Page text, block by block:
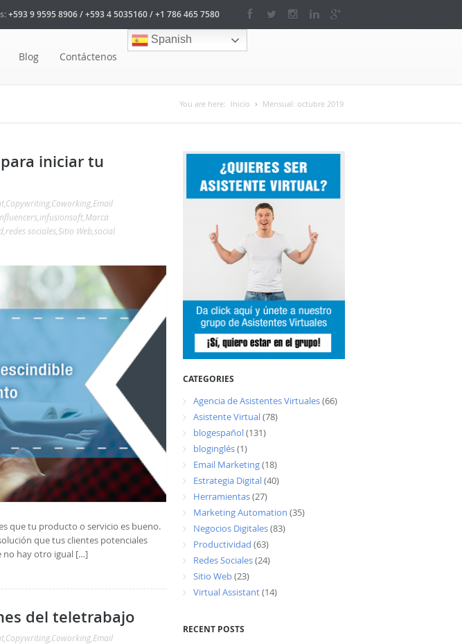
+593 9 9595 8906 / +593 4 5035160 / +1 786 465 7580
Blog Contáctenos
Spanish
You are here: Inicio Mensual: octubre 2019
iniciar tu
CopywritingCoworking Email
infusionsoft Marca
redes sociales Sitio Web social
que tu producto o servicio es bueno.
que tus clientes potenciales
no hay otro igual […]
del teletrabajo
CopywritingCoworking Email
CATEGORIES
Agencia de Asistentes Virtuales(66)
Asistente Virtual(78)
blogespañol(131)
bloginglés(1)
Email Marketing(18)
Estrategia Digital(40)
Herramientas(27)
Marketing Automation (35)
Negocios Digitales(83)
Productividad (63)
Redes Sociales(24)
Sitio Web(23)
Virtual Assistant(14)
RECENT POSTS